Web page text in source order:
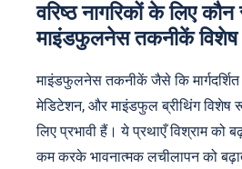
वरिष्ठ नागरिकों के लिए कौन
माइंडफुलनेस तकनीकें विशेष
माइंडफुलनेस तकनीकें जैसे कि
मेडिटेशन, और माइंडफुल ब्रीथिंग विशेष
लिए प्रभावी हैं। ये प्रथाएँ विश्राम को
कम करके भावनात्मक लचीलापन को